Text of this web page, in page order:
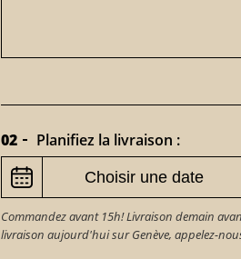
02 Planifiez la livraison :
Commandez avant 15h! Livraison demain
livraison aujourd'hui sur Genève, appelez-